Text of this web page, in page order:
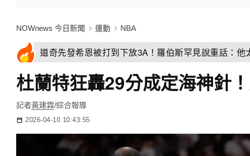
NOWnews 今日新聞 運動 NBA
道奇先發希恩被打到下放3A！羅伯斯罕見說重話：他
杜蘭特狂轟29分成定海神針
記者黃建霖/綜合報導
2026-04-10 10:43:55